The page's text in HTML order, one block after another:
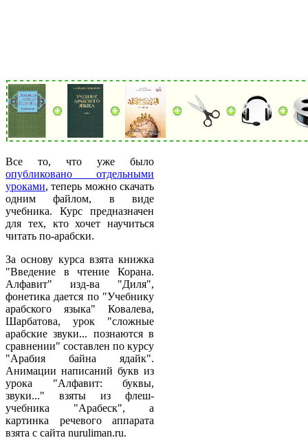
Все то, что уже было
опубликовано отдельными
уроками, теперь можно скачать
одним файлом, в виде
учебника. Курс предназначен
для тех, кто хочет научиться
читать по-арабски.
За основу курса взята книжка
"Введение в чтение Корана.
Алфавит" изд-ва "Диля",
фонетика дается по "Учебнику
арабского языка" Ковалева,
Шарбатова, урок "сложные
арабские звуки... познаются в
сравнении" составлен по курсу
"Арабия байна ядайк".
Анимации написаний букв из
урока "Алфавит: буквы,
звуки..." взяты из флеш-
учебника "Арабеск", а
картинка речевого аппарата
взята с сайта nuruliman.ru.